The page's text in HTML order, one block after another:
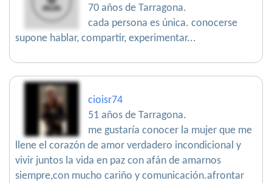
70 años de Tarragona.
cada persona es única. conocerse
supone hablar, compartir, experimentar...
cioisr74
51 años de Tarragona.
me gustaría conocer la mujer que me
llene el corazón de amor verdadero incondicional y
vivir juntos la vida en paz con afán de amarnos
siempre,con mucho cariño y comunicación.afrontar